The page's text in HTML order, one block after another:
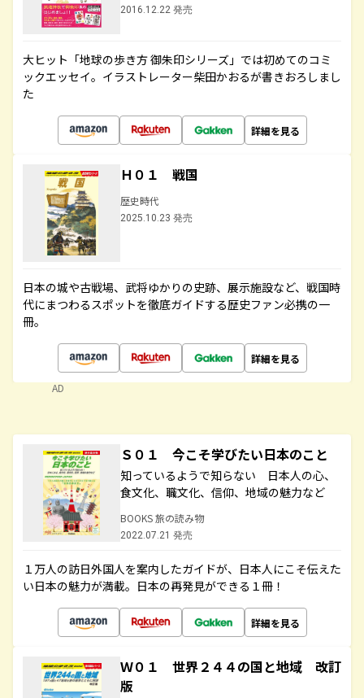
2016.12.22 発売
大ヒット「地球の歩き方 御朱印シリーズ」では初めてのコミ
ックエッセイ。イラストレーター柴田かおるが書きおろしまし
た
詳細を見る
Ｈ０１ 戦国
歴史時代
2025.10.23 発売
日本の城や古戦場、武将ゆかりの史跡、展示施設など、戦国時
代にまつわるスポットを徹底ガイドする歴史ファン必携の一
冊。
詳細を見る
AD
Ｓ０１ 今こそ学びたい日本のこと
知っているようで知らない 日本人の心、
食文化、職文化、信仰、地域の魅力など
BOOKS 旅の読み物
2022.07.21 発売
１万人の訪日外国人を案内したガイドが、日本人にこそ伝えた
い日本の魅力が満載。日本の再発見ができる１冊！
詳細を見る
Ｗ０１ 世界２４４の国と地域 改訂
版